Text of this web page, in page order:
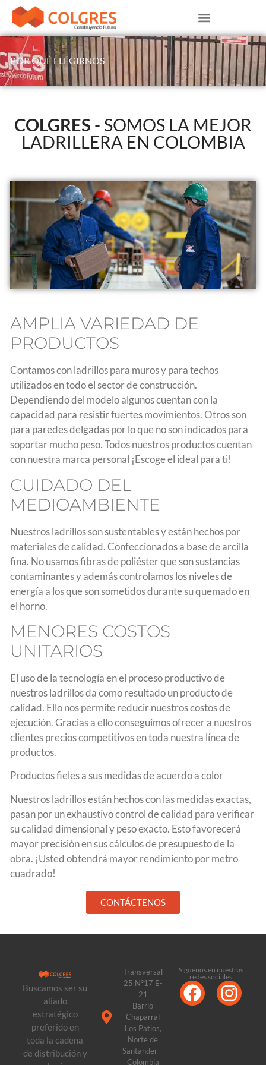
POR QUÉ ELEGIRNOS
COLGRES - SOMOS LA MEJOR
LADRILLERA EN COLOMBIA
AMPLIA VARIEDAD DE
PRODUCTOS
Contamos con ladrillos para muros y para techos
utilizados en todo el sector de construcción.
Dependiendo del modelo algunos cuentan con la
capacidad para resistir fuertes movimientos. Otros son
para paredes delgadas por lo que no son indicados para
soportar mucho peso. Todos nuestros productos cuentan
con nuestra marca personal ¡Escoge el ideal para ti!
CUIDADO DEL
MEDIOAMBIENTE
Nuestros ladrillos son sustentables y están hechos por
materiales de calidad. Confeccionados a base de arcilla
fina. No usamos fibras de poliéster que son sustancias
contaminantes y además controlamos los niveles de
energía a los que son sometidos durante su quemado en
el horno.
MENORES COSTOS
UNITARIOS
El uso de la tecnología en el proceso productivo de
nuestros ladrillos da como resultado un producto de
calidad. Ello nos permite reducir nuestros costos de
ejecución. Gracias a ello conseguimos ofrecer a nuestros
clientes precios competitivos en toda nuestra línea de
productos.
Productos fieles a sus medidas de acuerdo a color
Nuestros ladrillos están hechos con las medidas exactas,
pasan por un exhaustivo control de calidad para verificar
su calidad dimensional y peso exacto. Esto favorecerá
mayor precisión en sus cálculos de presupuesto de la
obra. ¡Usted obtendrá mayor rendimiento por metro
cuadrado!
CONTÁCTENOS
Buscamos ser su
aliado
estratégico
preferido en
toda la cadena
de distribución y
Transversal
25 N°17 E-
21
Barrio
Chaparral
Los Patios,
Norte de
Santander –
Colombia
Síguenos en nuestras
redes sociales